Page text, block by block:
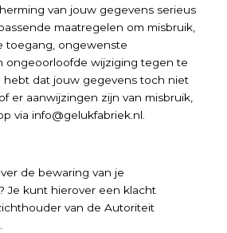
van jouw gegevens serieus
maatregelen om misbruik,
toegang, ongewenste
ongeoorloofde wijziging tegen te
hebt dat jouw gegevens toch niet
er aanwijzingen zijn van misbruik,
via info@gelukfabriek.nl.
de bewaring van je
Je kunt hierover een klacht
van de Autoriteit